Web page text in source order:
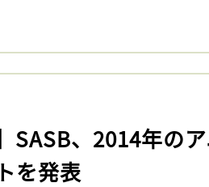
SASB、2014年の
を発表